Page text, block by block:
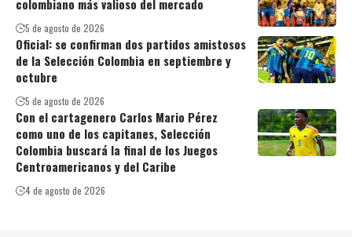
colombiano más valioso del mercado
5 de agosto de 2026
Oficial: se confirman dos partidos amistosos
de la Selección Colombia en septiembre y
octubre
5 de agosto de 2026
Con el cartagenero Carlos Mario Pérez
como uno de los capitanes, Selección
Colombia buscará la final de los Juegos
Centroamericanos y del Caribe
4 de agosto de 2026